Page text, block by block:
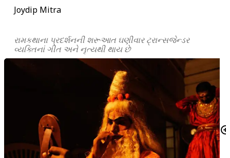
Joydip Mitra
રામકથાના પ્રદર્શનની શરૂઆત ઘણીવાર ટ્રાન્સજેન્ડર
વ્યક્તિનાં ગીત અને નૃત્યથી થાય છે